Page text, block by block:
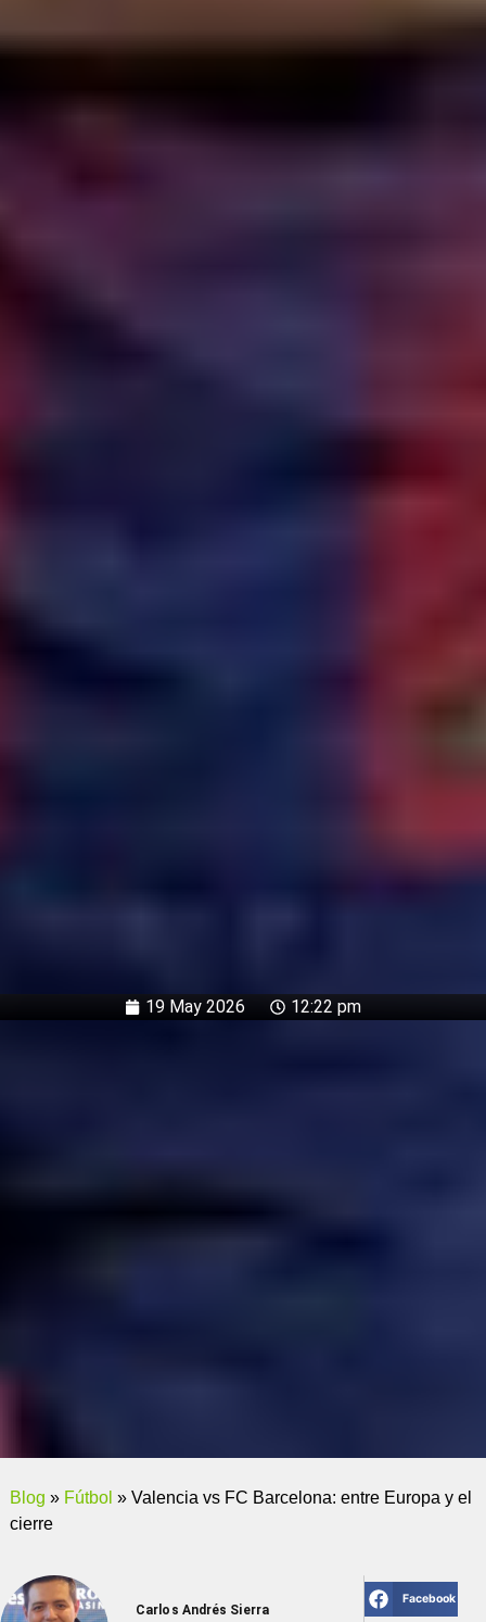
19 May 2026 12:22 pm
Blog » Fútbol » Valencia vs FC Barcelona: entre Europa y el
cierre
Carlos Andrés Sierra
Facebook